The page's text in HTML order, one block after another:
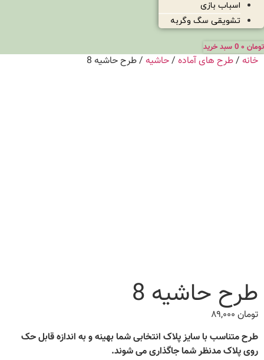
اسباب بازی
تشویقی سگ وگربه
تومان 0 سبد خرید
خانه /طرح های آماده /حاشیه / طرح حاشیه 8
طرح حاشیه 8
تومان
طرح متناسب با سایز پلاک انتخابی شما بهینه و به اندازه قابل حک
روی پلاک مدنظر شما جاگذاری می شوند.